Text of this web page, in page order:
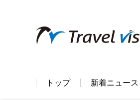
トップ 新着ニュース